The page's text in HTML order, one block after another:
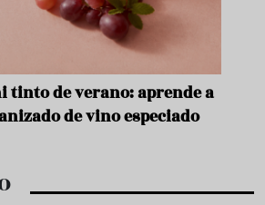
tinto de verano: aprende a
de vino especiado